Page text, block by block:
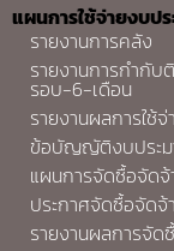
แผนการใช้จ่ายงบป
รายงานการคลัง
รายงานการกำกับ
รอบ-6-เดือน
รายงานผลการใช้
ข้อบัญญัติงบประม
แผนการจัดซื้อจัด
ประกาศจัดซื้อจัดจ้
รายงานผลการจัด